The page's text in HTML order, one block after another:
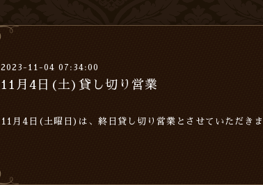
2023-11-04 07:34:00
11月4日(土)貸し切り営業
11月4日(土曜日)は、終日貸し切り営業とさせていただき